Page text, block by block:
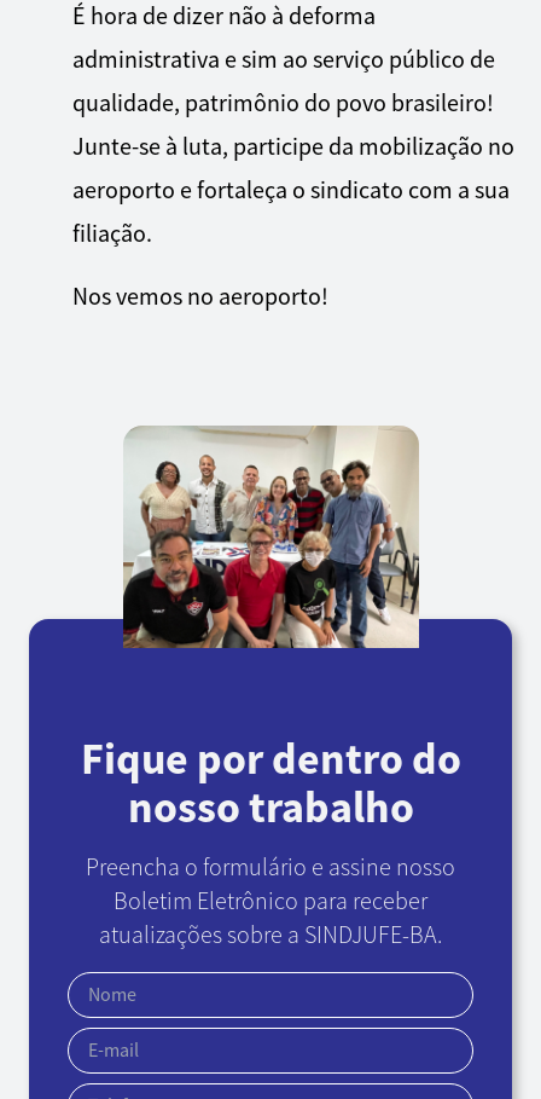
É hora de dizer não à deforma
administrativa e sim ao serviço público de
qualidade, patrimônio do povo brasileiro!
Junte-se à luta, participe da mobilização no
aeroporto e fortaleça o sindicato com a sua
filiação.
Nos vemos no aeroporto!
Fique por dentro do
nosso trabalho
Preencha o formulário e assine nosso
Boletim Eletrônico para receber
atualizações sobre a SINDJUFE-BA.